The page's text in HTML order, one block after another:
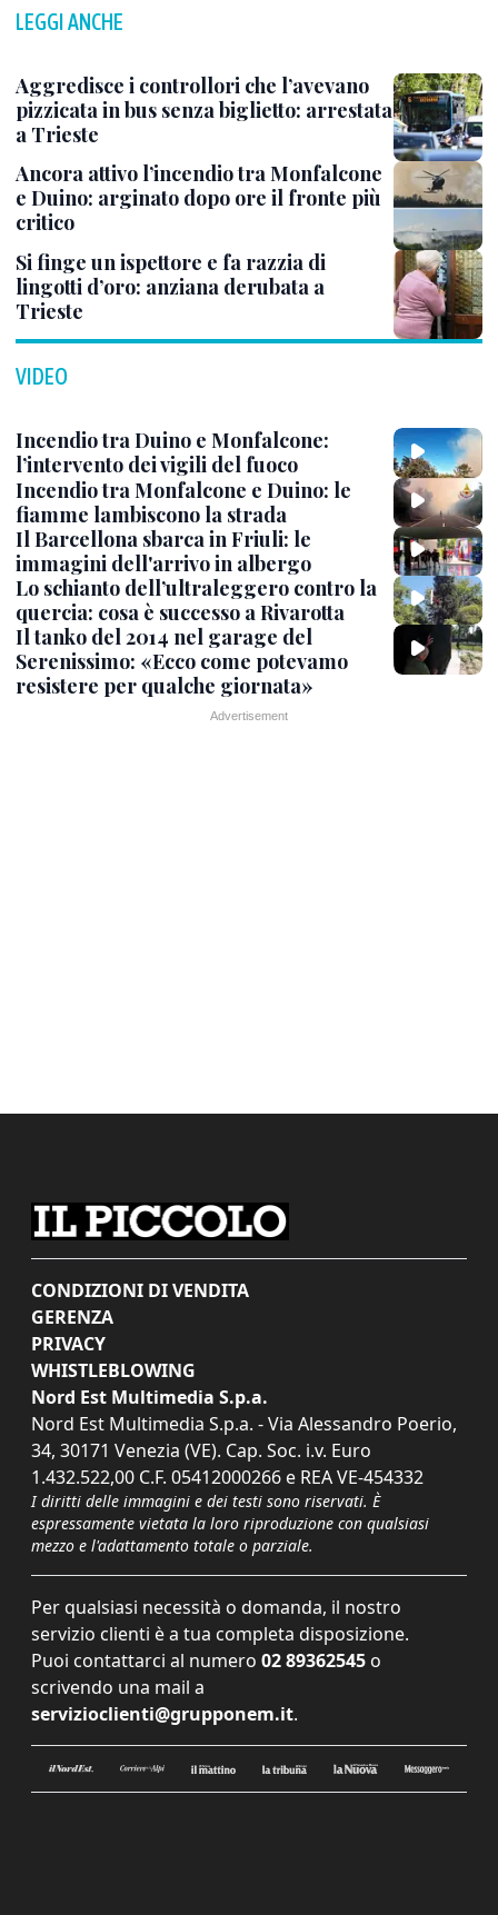
LEGGI ANCHE
Aggredisce i controllori che l’avevano
pizzicata in bus senza biglietto: arrestata
a Trieste
Ancora attivo l’incendio tra Monfalcone
e Duino: arginato dopo ore il fronte più
critico
Si finge un ispettore e fa razzia di
lingotti d’oro: anziana derubata a
Trieste
VIDEO
Incendio tra Duino e Monfalcone:
l’intervento dei vigili del fuoco
Incendio tra Monfalcone e Duino: le
fiamme lambiscono la strada
Il Barcellona sbarca in Friuli: le
immagini dell'arrivo in albergo
Lo schianto dell’ultraleggero contro la
quercia: cosa è successo a Rivarotta
Il tanko del 2014 nel garage del
Serenissimo: «Ecco come potevamo
resistere per qualche giornata»
CONDIZIONI DI VENDITA
GERENZA
PRIVACY
WHISTLEBLOWING
Nord Est Multimedia S.p.a.
Nord Est Multimedia S.p.a. - Via Alessandro Poerio,
34, 30171 Venezia (VE). Cap. Soc. i.v. Euro
1.432.522,00 C.F. 05412000266 e REA VE-454332
I diritti delle immagini e dei testi sono riservati. È
espressamente vietata la loro riproduzione con qualsiasi
mezzo e l'adattamento totale o parziale.
Per qualsiasi necessità o domanda, il nostro
servizio clienti è a tua completa disposizione.
Puoi contattarci al numero 02 89362545 o
scrivendo una mail a
servizioclienti@grupponem.it.